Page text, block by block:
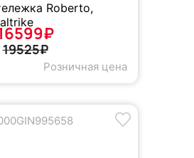
Roberto,
19525₽
Розничная цена